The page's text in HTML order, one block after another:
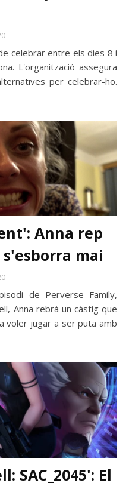
celebrar entre els dies 8 i
L'organització assegura
per celebrar-ho.
Anna rep
mai
de Perverse Family,
Anna rebrà un càstig que
voler jugar a ser puta amb
SAC_2045': El